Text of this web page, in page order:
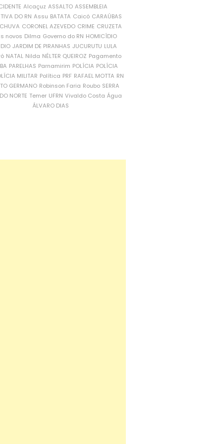
Alcaçuz ASSALTO ASSEMBLEIA
DO RN Assu BATATA Caicó CARAÚBAS
CORONEL AZEVEDO CRIME CRUZETA
novos Dilma Governo do RN HOMICÍDIO
JARDIM DE PIRANHAS JUCURUTU LULA
NATAL Nilda NÉLTER QUEIROZ Pagamento
PARELHAS Parnamirim POLÍCIA POLÍCIA
MILITAR Política PRF RAFAEL MOTTA RN
GERMANO Robinson Faria Roubo SERRA
NORTE Temer UFRN Vivaldo Costa Água
ÁLVARO DIAS